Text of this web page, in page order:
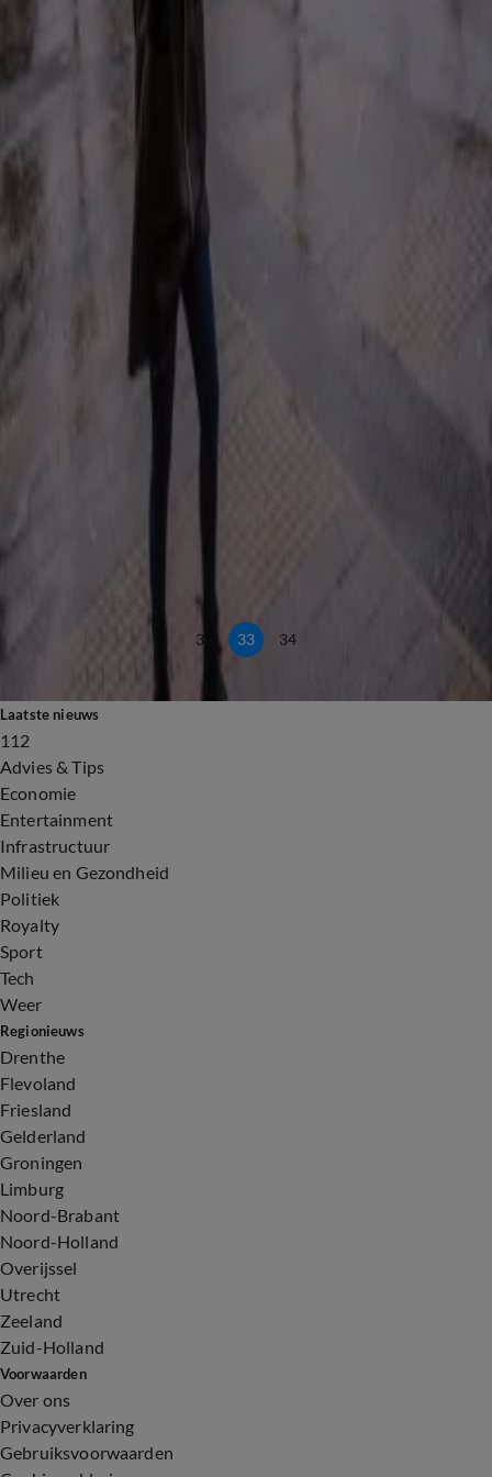
Extreem weer
Storm, sneeuwbuien en -15 graden: dit waren de koudste pakjesavonden ooit
28 nov 2024, 16:43
Honderden schademeldingen na storm Conall, Noord-Holland zwaarst getroffen
Extreem weer
Schade door zware storm Conall: fietser (19) overleden, auto knalt op omgevallen boom
Meteoroloog Jordi
32 33 34
Laatste nieuws
112
Advies & Tips
Economie
Entertainment
Infrastructuur
Milieu en Gezondheid
Politiek
Royalty
Sport
Tech
Weer
Regionieuws
Drenthe
Flevoland
Friesland
Gelderland
Groningen
Limburg
Noord-Brabant
Noord-Holland
Overijssel
Utrecht
Zeeland
Zuid-Holland
Voorwaarden
Over ons
Privacyverklaring
Gebruiksvoorwaarden